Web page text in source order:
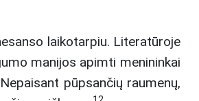
laikotarpiu. Literatūroje
manijos apimti menininkai
pūpsančių raumenų,